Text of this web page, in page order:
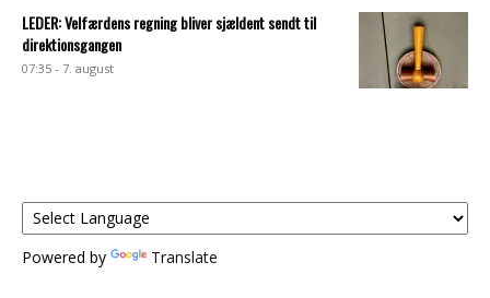
LEDER: Velfærdens regning bliver sjældent sendt til
direktionsgangen
07:35 - 7. august
Powered by Translate